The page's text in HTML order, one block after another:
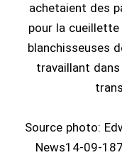
achetaient des
pour la
blanchisseuses
travaillant
Source photo:
News14-09-